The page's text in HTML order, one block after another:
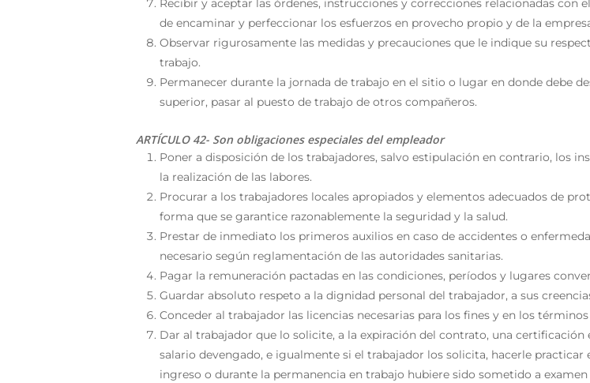
Recibir y aceptar las órdenes, instrucciones y correcciones relacionadas con
de encaminar y perfeccionar los esfuerzos en provecho propio y de la
Observar rigurosamente las medidas y precauciones que le indique su
trabajo.
Permanecer durante la jornada de trabajo en el sitio o lugar en donde debe
superior, pasar al puesto de trabajo de otros compañeros.
ARTÍCULO 42- Son obligaciones especiales del empleador
Poner a disposición de los trabajadores, salvo estipulación en contrario, los
la realización de las labores.
Procurar a los trabajadores locales apropiados y elementos adecuados de
forma que se garantice razonablemente la seguridad y la salud.
Prestar de inmediato los primeros auxilios en caso de accidentes o
necesario según reglamentación de las autoridades sanitarias.
Pagar la remuneración pactadas en las condiciones, períodos y lugares
Guardar absoluto respeto a la dignidad personal del trabajador, a sus
Conceder al trabajador las licencias necesarias para los fines y en los
Dar al trabajador que lo solicite, a la expiración del contrato, una
salario devengado, e igualmente si el trabajador los solicita, hacerle
ingreso o durante la permanencia en trabajo hubiere sido sometido a